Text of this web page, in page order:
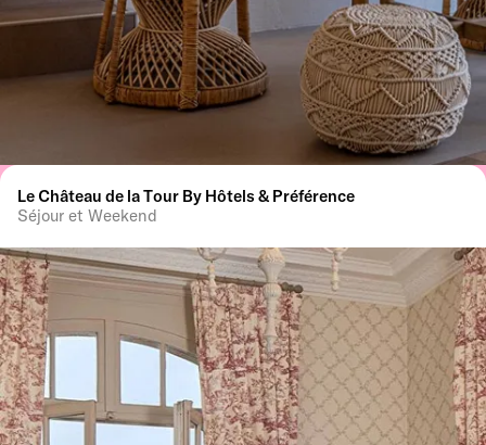
Le Château de la Tour By Hôtels & Préférence
Séjour et Weekend